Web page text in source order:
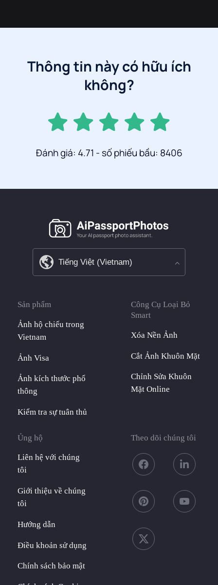
Thông tin này có hữu ích
không?
Đánh giá: 4.71 - số phiếu bầu: 8406
Sản phẩm
Ảnh hộ chiếu trong
Vietnam
Ảnh Visa
Ảnh kích thước phổ
thông
Kiểm tra sự tuân thủ
Công Cụ Loại Bỏ
Smart
Xóa Nền Ảnh
Cắt Ảnh Khuôn Mặt
Chỉnh Sửa Khuôn
Mặt Online
Ủng hộ
Liên hệ với chúng
tôi
Giới thiệu về chúng
tôi
Hướng dẫn
Điều khoản sử dụng
Chính sách bảo mật
Theo dõi chúng tôi